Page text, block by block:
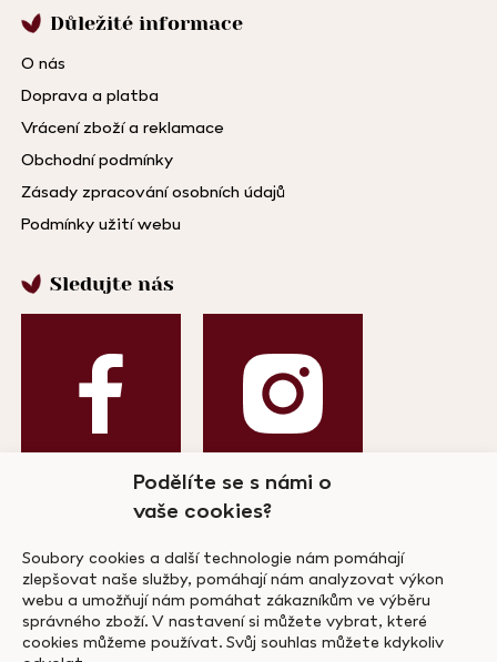
Podělíte se s námi o
vaše cookies?
Soubory cookies a další technologie nám pomáhají
zlepšovat naše služby, pomáhají nám analyzovat výkon
webu a umožňují nám pomáhat zákazníkům ve výběru
správného zboží. V nastavení si můžete vybrat, které
cookies můžeme používat. Svůj souhlas můžete kdykoliv
Důležité informace
O nás
Doprava a platba
Vrácení zboží a reklamace
Obchodní podmínky
Zásady zpracování osobních údajů
Podmínky užití webu
Sledujte nás